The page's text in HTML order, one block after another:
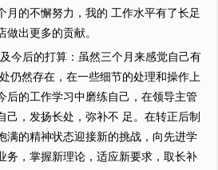
月的不懈努力，我的 工作水平有了长足
做出更多的贡献。
后的打算：虽然三个月来感觉自己有
仍然存在，在一些细节的处理和操作上
后的工作学习中磨练自己，在领导主管
己，发扬长处，弥补不 足。在转正后制
满的精神状态迎接新的挑战，向先进学
务，掌握新理论，适应新要求，取长补